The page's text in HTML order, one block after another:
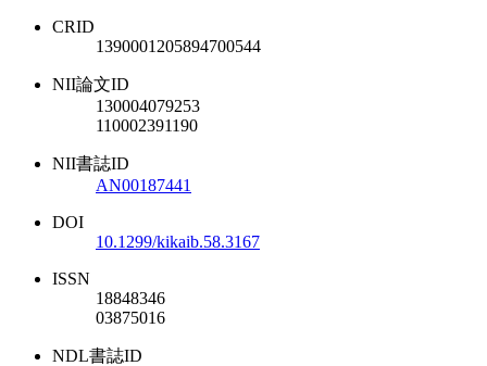
CRID
1390001205894700544
NII論文ID
130004079253
110002391190
NII書誌ID
AN00187441
DOI
10.1299/kikaib.58.3167
ISSN
18848346
03875016
NDL書誌ID